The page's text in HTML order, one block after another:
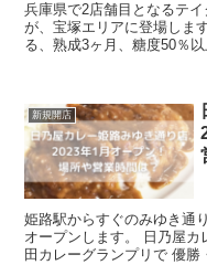
兵庫県で2店舗目となるテ
が、宝塚エリアに登場しま
る、熟成3ヶ月、糖度50％
新規開店
姫路駅からすぐのみゆき通
オープンします。 日乃屋カ
田カレーグランプリで 優